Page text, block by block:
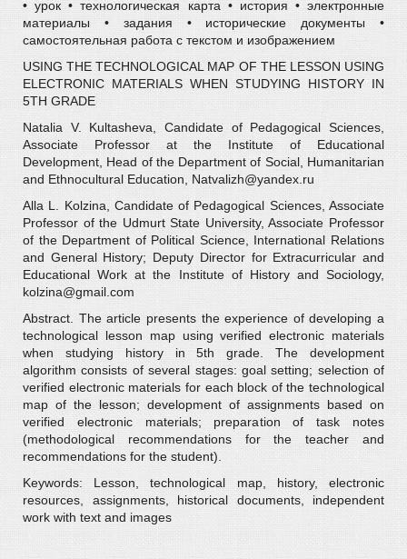
• урок • технологическая карта • история • электронные
материалы • задания • исторические документы •
самостоятельная работа с текстом и изображением
USING THE TECHNOLOGICAL MAP OF THE LESSON USING
ELECTRONIC MATERIALS WHEN STUDYING HISTORY IN
5TH GRADE
Natalia V. Kultasheva, Candidate of Pedagogical Sciences,
Associate Professor at the Institute of Educational
Development, Head of the Department of Social, Humanitarian
and Ethnocultural Education, Natvalizh@yandex.ru
Alla L. Kolzina, Candidate of Pedagogical Sciences, Associate
Professor of the Udmurt State University, Associate Professor
of the Department of Political Science, International Relations
and General History; Deputy Director for Extracurricular and
Educational Work at the Institute of History and Sociology,
kolzina@gmail.com
Abstract. The article presents the experience of developing a
technological lesson map using verified electronic materials
when studying history in 5th grade. The development
algorithm consists of several stages: goal setting; selection of
verified electronic materials for each block of the technological
map of the lesson; development of assignments based on
verified electronic materials; preparation of task notes
(methodological recommendations for the teacher and
recommendations for the student).
Keywords: Lesson, technological map, history, electronic
resources, assignments, historical documents, independent
work with text and images